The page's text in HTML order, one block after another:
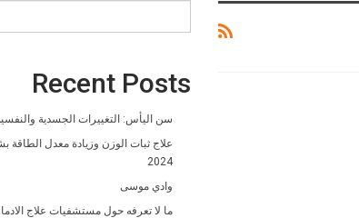
Recent Posts
سن اليأس: التغييرات الجسدية
علاج ثبات الوزن وزيادة معدل
2024
وادي موسى
ما لا تعرفه حول مستشفيات علاج